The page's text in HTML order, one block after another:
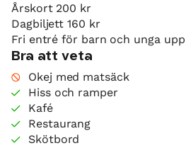
Årskort 200 kr
Dagbiljett 160 kr
Fri entré för barn och unga
Bra att veta
Okej med matsäck
Hiss och ramper
Kafé
Restaurang
Skötbord